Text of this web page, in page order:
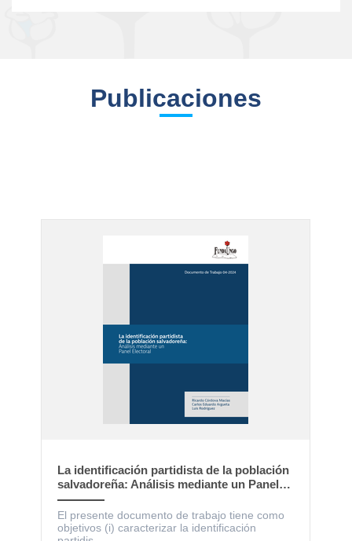
Publicaciones
La identificación partidista de la población
salvadoreña: Análisis mediante un Panel
Electoral
El presente documento de trabajo tiene como
objetivos (i) caracterizar la identificación